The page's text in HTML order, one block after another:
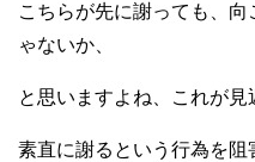
こちらが先に謝っても、
ゃないか、
と思いますよね、これが見
素直に謝るという行為を阻